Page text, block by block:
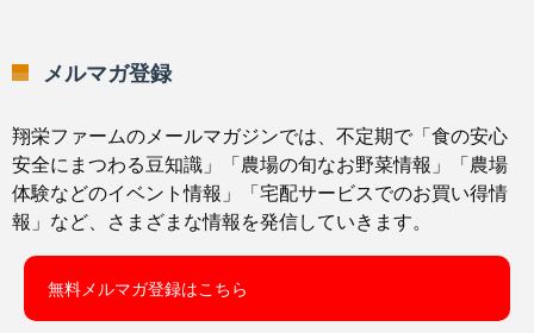
メルマガ登録
翔栄ファームのメールマガジンでは、不定期で「食の安心
安全にまつわる豆知識」「農場の旬なお野菜情報」「農場
体験などのイベント情報」「宅配サービスでのお買い得情
報」など、さまざまな情報を発信していきます。
無料メルマガ登録はこちら